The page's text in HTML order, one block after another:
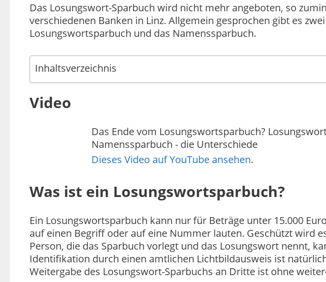
Das Losungswort-Sparbuch wird nicht mehr angeboten, so
verschiedenen Banken in Linz. Allgemein gesprochen gibt es
Losungswortsparbuch und das Namenssparbuch.
Inhaltsverzeichnis
Video
Das Ende vom Losungswortsparbuch?
Namenssparbuch - die Unterschiede
Dieses Video auf YouTube ansehen.
Was ist ein Losungswortsparbuch?
Ein Losungswortsparbuch kann nur für Beträge unter 15.000
auf einen Begriff oder auf eine Nummer lauten. Geschützt wird
Person, die das Sparbuch vorlegt und das Losungswort nennt,
Identifikation durch einen amtlichen Lichtbildausweis ist
Weitergabe des Losungswort-Sparbuchs an Dritte ist ohne